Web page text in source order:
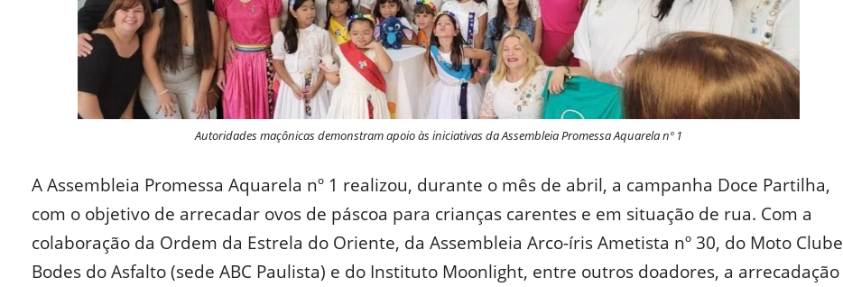
Autoridades maçônicas demonstram apoio às iniciativas da Assembleia Promessa Aquarela nº 1
A Assembleia Promessa Aquarela nº 1 realizou, durante o mês de abril, a campanha Doce Partilha,
com o objetivo de arrecadar ovos de páscoa para crianças carentes e em situação de rua. Com a
colaboração da Ordem da Estrela do Oriente, da Assembleia Arco-íris Ametista nº 30, do Moto Clube
Bodes do Asfalto (sede ABC Paulista) e do Instituto Moonlight, entre outros doadores, a arrecadação